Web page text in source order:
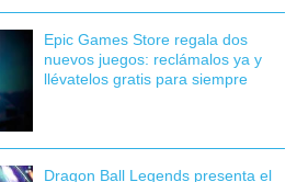
Epic Games Store regala dos
nuevos juegos: reclámalos ya y
llévatelos gratis para siempre
Dragon Ball Legends presenta el